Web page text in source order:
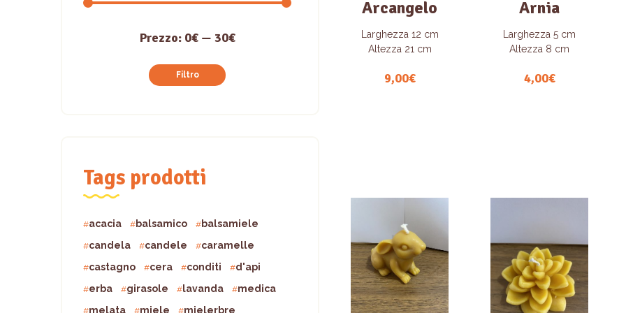
Arcangelo
Larghezza 12 cm
Altezza 21 cm
9,00€
Arnia
Larghezza 5 cm
Altezza 8 cm
4,00€
Filtro
Prezzo: 0€— 30€
Tags prodotti
acacia balsamico
balsamiele
candela
candele
caramelle
castagno
cera conditi
d'api
erba
girasole lavanda
medica
melata
miele mielerbre